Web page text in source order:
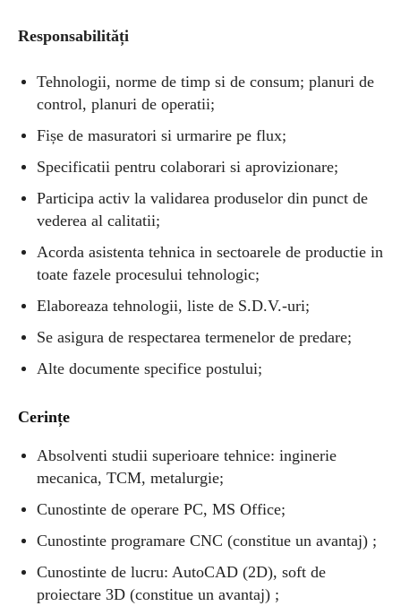
Responsabilități
Tehnologii, norme de timp si de consum; planuri de
control, planuri de operatii;
Fișe de masuratori si urmarire pe flux;
Specificatii pentru colaborari si aprovizionare;
Participa activ la validarea produselor din punct de
vederea al calitatii;
Acorda asistenta tehnica in sectoarele de productie in
toate fazele procesului tehnologic;
Elaboreaza tehnologii, liste de S.D.V.-uri;
Se asigura de respectarea termenelor de predare;
Alte documente specifice postului;
Cerințe
Absolventi studii superioare tehnice: inginerie
mecanica, TCM, metalurgie;
Cunostinte de operare PC, MS Office;
Cunostinte programare CNC (constitue un avantaj) ;
Cunostinte de lucru: AutoCAD (2D), soft de
proiectare 3D (constitue un avantaj) ;